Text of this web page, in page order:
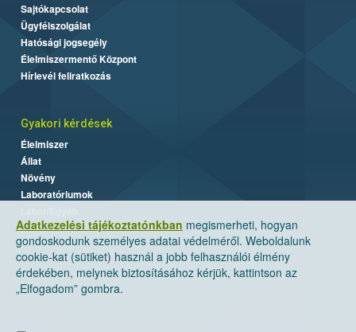
Adatkezelési tájékoztatónkban megismerheti, hogyan
gondoskodunk személyes adatai védelméről. Weboldalunk
cookie-kat (sütiket) használ a jobb felhasználói élmény
érdekében, melynek biztosításához kérjük, kattintson az
„Elfogadom” gombra.
Sajtókapcsolat
Ügyfélszolgálat
Hatósági jogsegély
Élelmiszermentő Központ
Hírlevél feliratkozás
Gyakori kérdések
Élelmiszer
Állat
Növény
Laboratóriumok